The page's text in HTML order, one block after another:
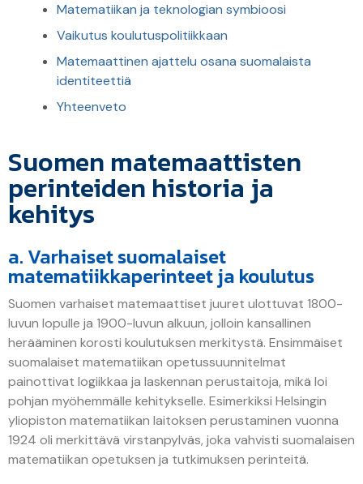
Matematiikan ja teknologian symbioosi
Vaikutus koulutuspolitiikkaan
Matemaattinen ajattelu osana suomalaista
identiteettiä
Yhteenveto
Suomen matemaattisten
perinteiden historia ja
kehitys
a. Varhaiset suomalaiset
matematiikkaperinteet ja koulutus
Suomen varhaiset matemaattiset juuret ulottuvat 1800-
luvun lopulle ja 1900-luvun alkuun, jolloin kansallinen
herääminen korosti koulutuksen merkitystä. Ensimmäiset
suomalaiset matematiikan opetussuunnitelmat
painottivat logiikkaa ja laskennan perustaitoja, mikä loi
pohjan myöhemmälle kehitykselle. Esimerkiksi Helsingin
yliopiston matematiikan laitoksen perustaminen vuonna
1924 oli merkittävä virstanpylväs, joka vahvisti suomalaisen
matematiikan opetuksen ja tutkimuksen perinteitä.